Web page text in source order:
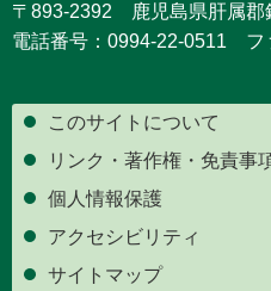
〒893-2392 鹿児島県肝属郡
電話番号：0994-22-0511 フ
このサイトについて
リンク・著作権・免責事
個人情報保護
アクセシビリティ
サイトマップ